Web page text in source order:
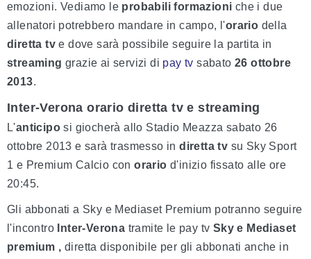
emozioni. Vediamo le probabili formazioni che i due
allenatori potrebbero mandare in campo, l'orario della
diretta tv e dove sarà possibile seguire la partita in
streaming grazie ai servizi di pay tv sabato26 ottobre
2013.
Inter-Verona orario diretta tv e streaming
L'anticipo si giocherà allo Stadio Meazza sabato 26
ottobre 2013 e sarà trasmesso indiretta tv su Sky Sport
1 e Premium Calcio conorario d'inizio fissato alle ore
20:45.
Gli abbonati a Sky e Mediaset Premium potranno seguire
l'incontro Inter-Verona tramite le pay tv Sky e Mediaset
premium , diretta disponibile per gli abbonati anche in